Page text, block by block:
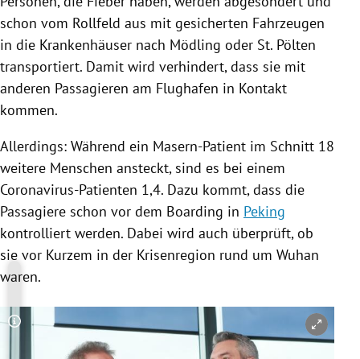
schon vom Rollfeld aus mit gesicherten Fahrzeugen
in die Krankenhäuser nach Mödling oder St. Pölten
transportiert. Damit wird verhindert, dass sie mit
anderen Passagieren am Flughafen in Kontakt
kommen.
Allerdings: Während ein Masern-Patient im Schnitt 18
weitere Menschen ansteckt, sind es bei einem
Coronavirus-Patienten 1,4. Dazu kommt, dass die
Passagiere schon vor dem Boarding in Peking
kontrolliert werden. Dabei wird auch überprüft, ob
sie vor Kurzem in der Krisenregion rund um Wuhan
waren.
Copyright-Hinweis öffnen/schließen